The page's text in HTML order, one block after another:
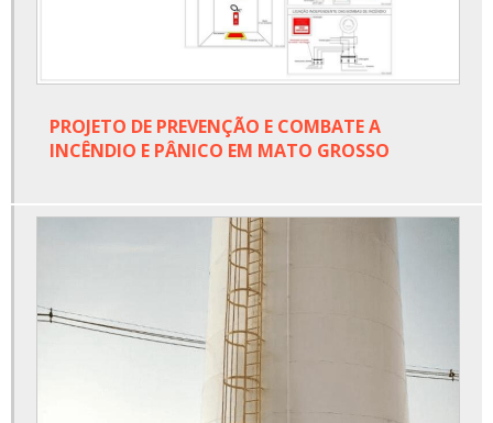
PROJETO DE PREVENÇÃO E COMBATE A
INCÊNDIO E PÂNICO EM MATO GROSSO